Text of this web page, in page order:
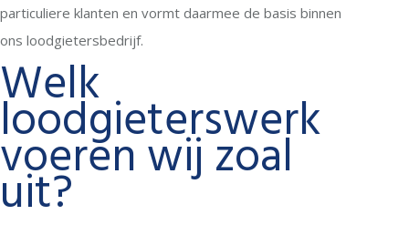
particuliere klanten en vormt daarmee de basis binnen
ons loodgietersbedrijf.
Welk
loodgieterswerk
voeren wij zoal
uit?